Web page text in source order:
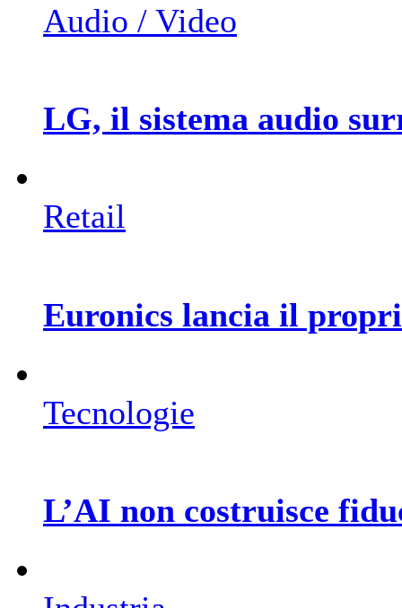
Audio / Video
LG, il sistema audio
Retail
Euronics lancia il
Tecnologie
L’AI non costruisce